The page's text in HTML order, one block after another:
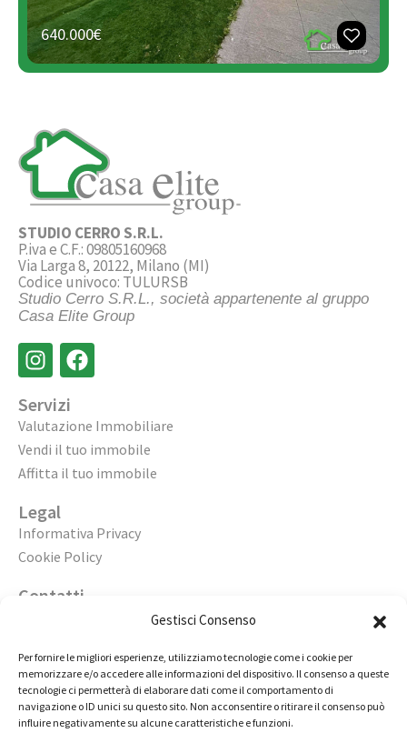
Gestisci Consenso
Per fornire le migliori esperienze, utilizziamo tecnologie come i cookie per
memorizzare e/o accedere alle informazioni del dispositivo. Il consenso a queste
tecnologie ci permetterà di elaborare dati come il comportamento di
navigazione o ID unici su questo sito. Non acconsentire o ritirare il consenso può
influire negativamente su alcune caratteristiche e funzioni.
640.000€
STUDIO CERRO S.R.L.
P.iva e C.F.: 09805160968
Via Larga 8, 20122, Milano (MI)
Codice univoco: TULURSB
Studio Cerro S.R.L., società appartenente al gruppo
Casa Elite Group
Servizi
Valutazione Immobiliare
Vendi il tuo immobile
Affitta il tuo immobile
Legal
Informativa Privacy
Cookie Policy
Contatti
02 98236472
info@immobiliarecasaelite.it